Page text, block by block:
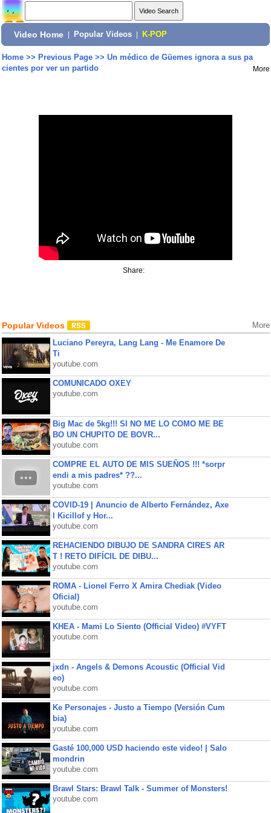
Video Home Popular Videos K-POP
Home>> Previous Page>> Un médico de Güemes ignora a sus pa
cientes por ver un partido
More
Share:
Popular Videos More
Luciano Pereyra, Lang Lang - Me Enamore De
Ti
youtube.com
COMUNICADO OXEY
youtube.com
Big Mac de 5kg!!! SI NO ME LO COMO ME BE
BO UN CHUPITO DE BOVR...
youtube.com
COMPRE EL AUTO DE MIS SUEÑOS !!! *sorpr
endi a mis padres* ??...
youtube.com
COVID-19 | Anuncio de Alberto Fernández, Axe
l Kicillof y Hor...
youtube.com
REHACIENDO DIBUJO DE SANDRA CIRES AR
T ! RETO DIFÍCIL DE DIBU...
youtube.com
ROMA - Lionel Ferro X Amira Chediak (Video
Oficial)
youtube.com
KHEA - Mami Lo Siento (Official Video) #VYFT
youtube.com
jxdn - Angels & Demons Acoustic (Official Vid
eo)
youtube.com
Ke Personajes - Justo a Tiempo (Versión Cum
bia)
youtube.com
Gasté 100,000 USD haciendo este video! | Salo
mondrin
youtube.com
Brawl Stars: Brawl Talk - Summer of Monsters!
youtube.com